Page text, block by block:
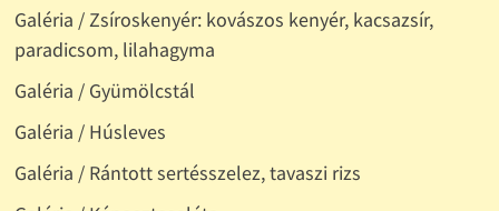
Galéria / Zsíroskenyér: kovászos kenyér, kacsazsír,
paradicsom, lilahagyma
Galéria / Gyümölcstál
Galéria / Húsleves
Galéria / Rántott sertésszelez, tavaszi rizs